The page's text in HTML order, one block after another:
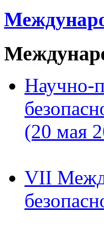
Научно-
(20 мая
VII